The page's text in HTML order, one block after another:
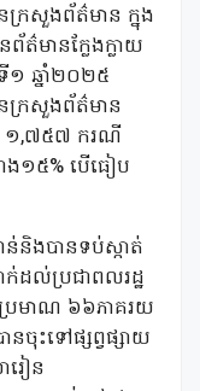
ៃក្រសួងព័ត៌មាន ក្នុង
មានក្លែងក្លាយ
ឆ្នាំ២០២៥
ៃក្រសួងព័ត៌មាន
ន ១,៧៥៧ ករណី
ង១៥% បើធៀប
ន់និងបានទប់ស្កាត់
ាក់ដល់ប្រជាពលរដ្ឋ
រមាណ ៦៦ភាគរយ
ចុះទៅផ្សព្វផ្សាយ
ៀន